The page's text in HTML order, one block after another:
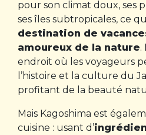
pour son climat doux, ses
ses îles subtropicales, ce
destination de
amoureux de la nature.
endroit où les voyageurs
l’histoire et la culture du
profitant de la beauté
Mais Kagoshima est
cuisine : usant d’